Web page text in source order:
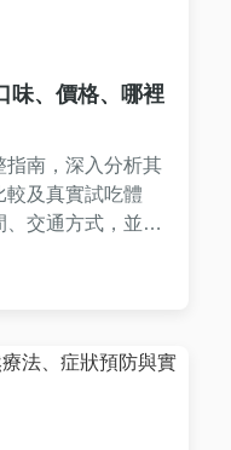
您的困擾！
味、價格、哪裡
指南，深入分析其
較及真實試吃體
交通方式，並解
所需全部資訊。